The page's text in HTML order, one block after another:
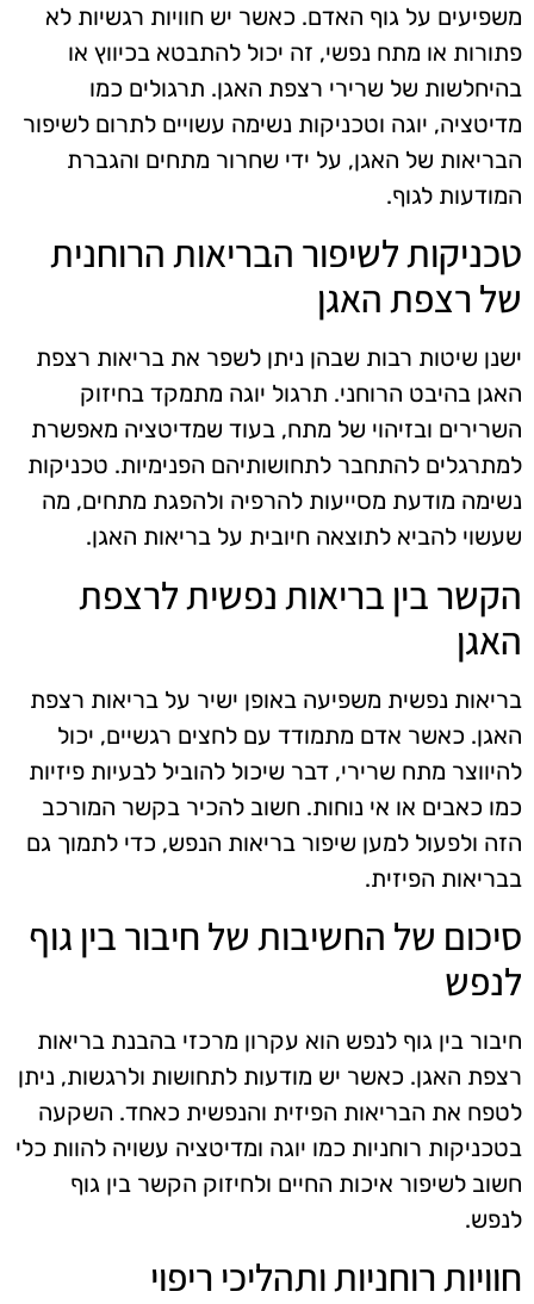
משפיעים על גוף האדם. כאשר יש חוויות רגשיות לא
פתורות או מתח נפשי, זה יכול להתבטא בכיווץ או
בהיחלשות של שרירי רצפת האגן. תרגולים כמו
מדיטציה, יוגה וטכניקות נשימה עשויים לתרום לשיפור
הבריאות של האגן, על ידי שחרור מתחים והגברת
המודעות לגוף.
טכניקות לשיפור הבריאות הרוחנית
של רצפת האגן
ישנן שיטות רבות שבהן ניתן לשפר את בריאות רצפת
האגן בהיבט הרוחני. תרגול יוגה מתמקד בחיזוק
השרירים ובזיהוי של מתח, בעוד שמדיטציה מאפשרת
למתרגלים להתחבר לתחושותיהם הפנימיות. טכניקות
נשימה מודעת מסייעות להרפיה ולהפגת מתחים, מה
שעשוי להביא לתוצאה חיובית על בריאות האגן.
הקשר בין בריאות נפשית לרצפת
האגן
בריאות נפשית משפיעה באופן ישיר על בריאות רצפת
האגן. כאשר אדם מתמודד עם לחצים רגשיים, יכול
להיווצר מתח שרירי, דבר שיכול להוביל לבעיות פיזיות
כמו כאבים או אי נוחות. חשוב להכיר בקשר המורכב
הזה ולפעול למען שיפור בריאות הנפש, כדי לתמוך גם
בבריאות הפיזית.
סיכום של החשיבות של חיבור בין גוף
לנפש
חיבור בין גוף לנפש הוא עקרון מרכזי בהבנת בריאות
רצפת האגן. כאשר יש מודעות לתחושות ולרגשות, ניתן
לטפח את הבריאות הפיזית והנפשית כאחד. השקעה
בטכניקות רוחניות כמו יוגה ומדיטציה עשויה להוות כלי
חשוב לשיפור איכות החיים ולחיזוק הקשר בין גוף
לנפש.
חוויות רוחניות ותהליכי ריפוי